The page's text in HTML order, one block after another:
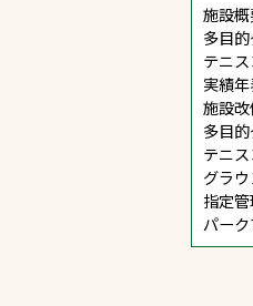
施設
多目
テニ
実績
施設
多目
テニ
グラ
指定管
パー